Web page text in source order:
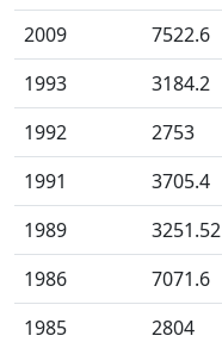
2009
7522.6
1993
3184.2
1992
2753
1991
3705.4
1989
3251.52
1986
7071.6
1985
2804